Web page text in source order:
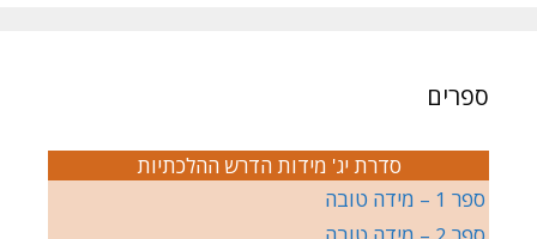
ספרים
סדרת יג' מידות הדרש ההלכתיות
ספר 1 – מידה טובה